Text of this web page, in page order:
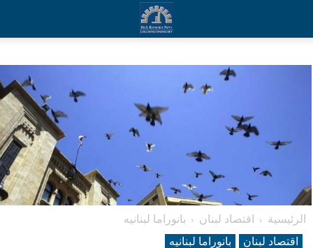
الرئيسية اقتصاد لبنان
بانوراما لبنانیه
اقتصاد لبنان
بانوراما لبنانیه